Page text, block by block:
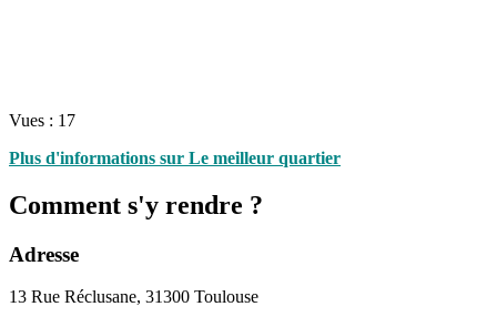
Vues : 17
Plus d'informations sur Le meilleur quartier
Comment s'y rendre ?
Adresse
13 Rue Réclusane, 31300 Toulouse